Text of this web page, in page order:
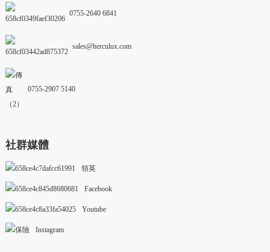
0755-2640 6841
sales@herculux.com
0755-2907 5140
社群媒體
領英
Facebook
Youtube
Instagram